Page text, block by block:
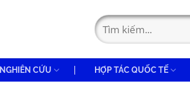
NGHIÊN CỨU HỢP TÁC QUỐC TẾ